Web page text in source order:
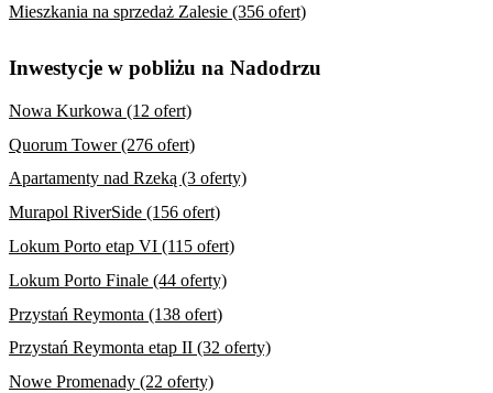
Mieszkania na sprzedaż Zalesie (356 ofert)
Inwestycje w pobliżu na Nadodrzu
Nowa Kurkowa (12 ofert)
Quorum Tower (276 ofert)
Apartamenty nad Rzeką (3 oferty)
Murapol RiverSide (156 ofert)
Lokum Porto etap VI (115 ofert)
Lokum Porto Finale (44 oferty)
Przystań Reymonta (138 ofert)
Przystań Reymonta etap II (32 oferty)
Nowe Promenady (22 oferty)